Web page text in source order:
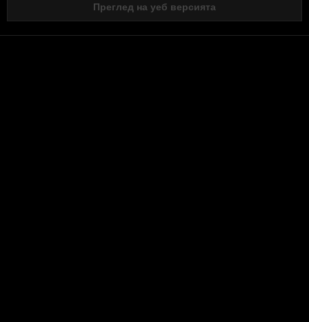
Преглед на уеб версията